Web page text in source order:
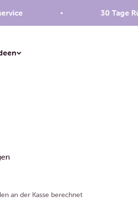
30 Tage
an der Kasse berechnet